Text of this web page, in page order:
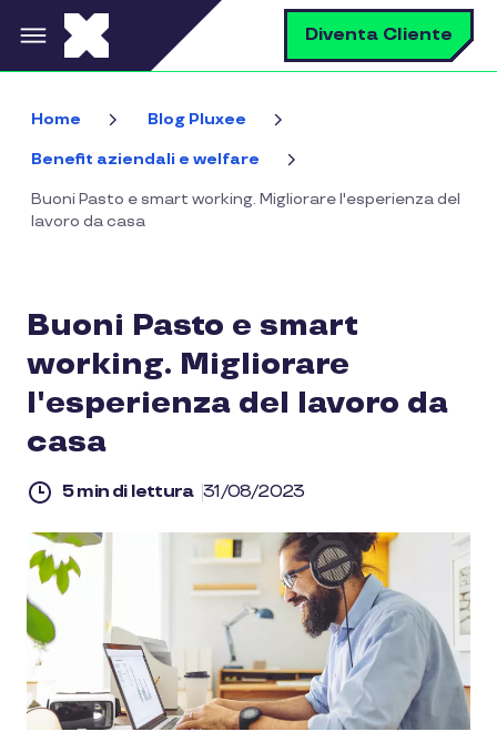
Salta al contenuto principale Diventa Cliente
Home Blog Pluxee
Benefit aziendali e welfare
Buoni Pasto e smart working. Migliorare l'esperienza del
lavoro da casa
Buoni Pasto e smart
working. Migliorare
l'esperienza del lavoro da
casa
5 min di lettura 31/08/2023